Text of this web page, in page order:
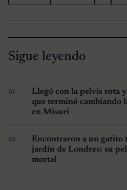
Sigue leyendo
Llegó con la pelvis rota
que terminó cambiando
en Misuri
Encontraron a un gatito
jardín de Londres: su
mortal